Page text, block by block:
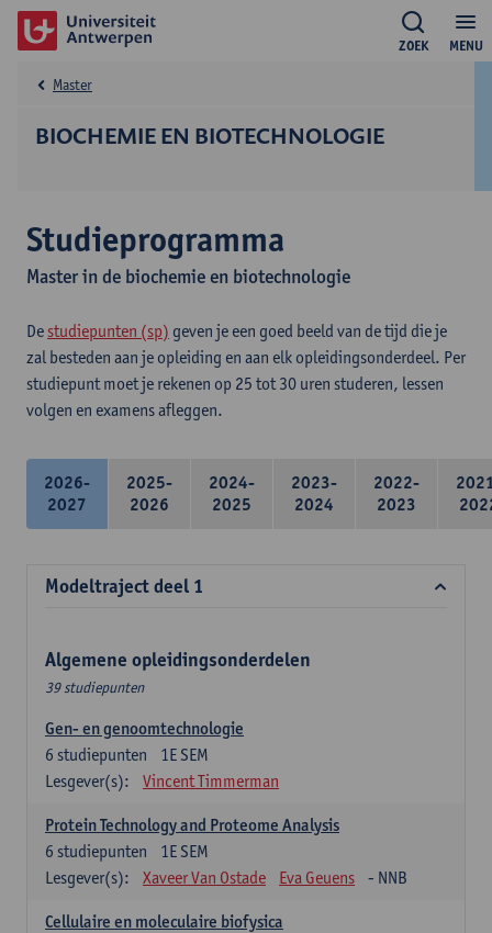
MENU
ZOEK
BIOCHEMIE EN BIOTECHNOLOGIE
Master
Studieprogramma
Master in de biochemie en biotechnologie
De studiepunten (sp) geven je een goed beeld van de tijd die je
zal besteden aan je opleiding en aan elk opleidingsonderdeel. Per
studiepunt moet je rekenen op 25 tot 30 uren studeren, lessen
volgen en examens afleggen.
2026-
2027
2025-
2026
2024-
2025
2023-
2024
2022-
2023
Modeltraject deel 1
Algemene opleidingsonderdelen
39 studiepunten
Gen- en genoomtechnologie
1E SEM
6 studiepunten
Lesgever(s):
Vincent Timmerman
Protein Technology and Proteome Analysis
1E SEM
6 studiepunten
Lesgever(s):
Xaveer Van Ostade Eva Geuens - NNB
Cellulaire en moleculaire biofysica